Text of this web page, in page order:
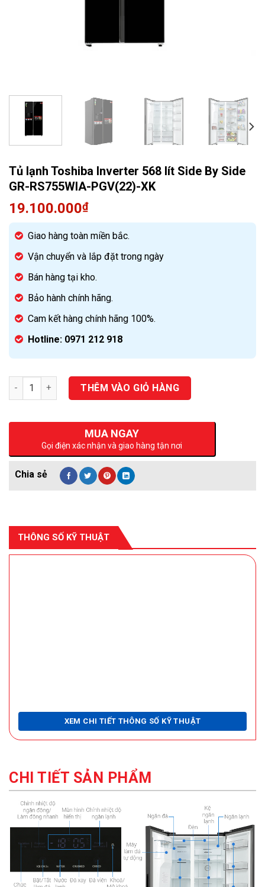
Tủ lạnh Toshiba Inverter 568 lít Side By Side
GR-RS755WIA-PGV(22)-XK
19.100.000₫
Giao hàng toàn miền bắc.
Vận chuyển và lắp đặt trong ngày
Bán hàng tại kho.
Bảo hành chính hãng.
Cam kết hàng chính hãng 100%.
Hotline: 0971 212 918
Số lượng THÊM VÀO GIỎ HÀNG
MUA NGAY
Gọi điện xác nhận và giao hàng tận nơi
THÔNG SỐ KỸ THUẬT
XEM CHI TIẾT THÔNG SỐ KỸ THUẬT
CHI TIẾT SẢN PHẨM